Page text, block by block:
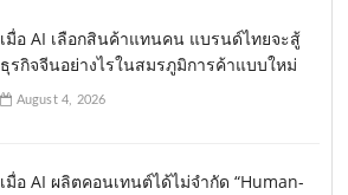
เมื่อ AI เลือกสินค้าแทนคน แบรนด์ไทยจะสู้
ธุรกิจจีนอย่างไรในสมรภูมิการค้าแบบใหม่
August 4, 2026
เมื่อ AI ผลิตคอนเทนต์ได้ไม่จำกัด “Human-